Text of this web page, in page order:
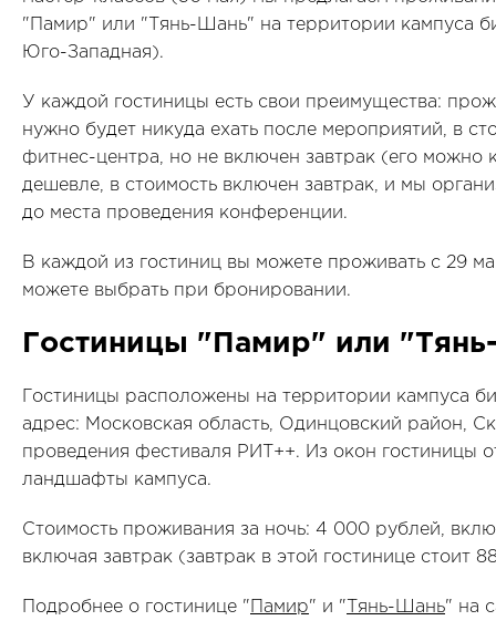
"Памир" или "Тянь-Шань" на территории кампуса
Юго-Западная).
У каждой гостиницы есть свои преимущества:
нужно будет никуда ехать после мероприятий, в
фитнес-центра, но не включен завтрак (его
дешевле, в стоимость включен завтрак, и мы
до места проведения конференции.
В каждой из гостиниц вы можете проживать с 29
можете выбрать при бронировании.
Гостиницы "Памир" или
Гостиницы расположены на территории кампуса
адрес: Московская область, Одинцовский район,
проведения фестиваля РИТ++. Из окон
ландшафты кампуса.
Стоимость проживания за ночь: 4 000 рублей,
включая завтрак (завтрак в этой гостинице стоит
Подробнее о гостинице " Памир" и " Тянь-Шань" на